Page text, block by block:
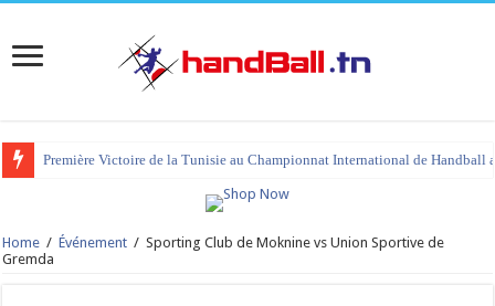
Première Victoire de la Tunisie au Championnat International de Handball
Home / Événement / Sporting Club de Moknine vs Union Sportive de
Gremda